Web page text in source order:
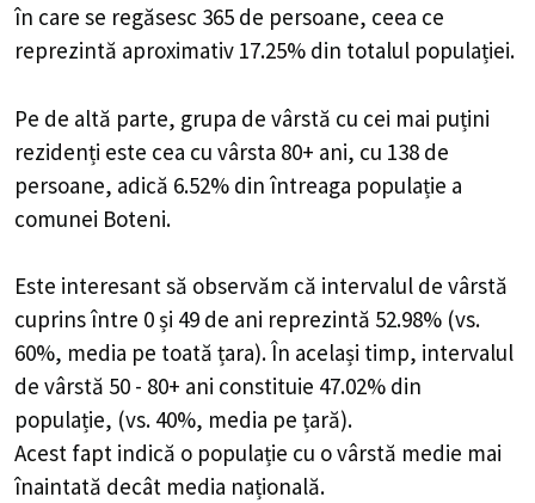
în care se regăsesc 365 de persoane, ceea ce
reprezintă aproximativ 17.25% din totalul populației.
Pe de altă parte, grupa de vârstă cu cei mai puțini
rezidenți este cea cu vârsta 80+ ani, cu 138 de
persoane, adică 6.52% din întreaga populație a
comunei Boteni.
Este interesant să observăm că intervalul de vârstă
cuprins între 0 și 49 de ani reprezintă 52.98% (vs.
60%, media pe toată țara). În același timp, intervalul
de vârstă 50 - 80+ ani constituie 47.02% din
populație, (vs. 40%, media pe țară).
Acest fapt indică o populație cu o vârstă medie mai
înaintată decât media națională.